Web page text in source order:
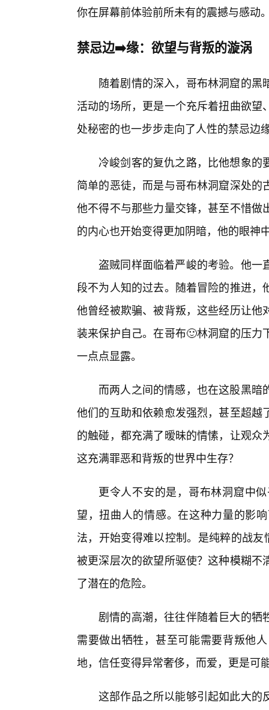
你在屏幕前体验前所未有的震撼与感动
禁忌边➡️缘：欲望与背叛的漩涡
随着剧情的深入，哥布林洞窟的
活动的场所，更是一个充斥着扭曲欲
处秘密的也一步步走向了人性的禁忌边
冷峻剑客的复仇之路，比他想象
简单的恶徒，而是与哥布林洞窟深处
他不得不与那些力量交锋，甚至不惜
的内心也开始变得更加阴暗，他的眼神
盗贼同样面临着严峻的考验。他
段不为人知的过去。随着冒险的推进
他曾经被欺骗、被背叛，这些经历让
装来保护自己。在哥布🙂林洞窟的压
一点点显露。
而两人之间的情感，也在这股黑
他们的互助和依赖愈发强烈，甚至超
的触碰，都充满了暧昧的情愫，让观
这充满罪恶和背叛的世界中生存？
更令人不安的是，哥布林洞窟中
望，扭曲人的情感。在这种力量的影
法，开始变得难以控制。是纯粹的战
被更深层次的欲望所驱使？这种模糊
了潜在的危险。
剧情的高潮，往往伴随着巨大的
需要做出牺牲，甚至可能需要背叛他
地，信任变得异常奢侈，而爱，更是可
这部作品之所以能够引起如此大的